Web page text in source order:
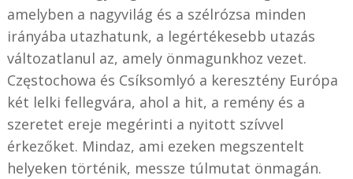
amelyben a nagyvilág és a szélrózsa minden
irányába utazhatunk, a legértékesebb utazás
változatlanul az, amely önmagunkhoz vezet.
Częstochowa és Csíksomlyó a keresztény Európa
két lelki fellegvára, ahol a hit, a remény és a
szeretet ereje megérinti a nyitott szívvel
érkezőket. Mindaz, ami ezeken megszentelt
helyeken történik, messze túlmutat önmagán.